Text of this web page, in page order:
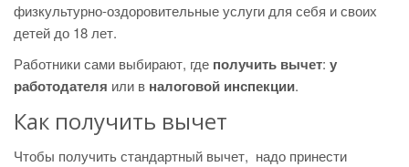
физкультурно-оздоровительные услуги для себя и своих
детей до 18 лет.
Работники сами выбирают, где получить вычет: у
работодателя или в налоговой инспекции.
Как получить вычет
Чтобы получить стандартный вычет, надо принести